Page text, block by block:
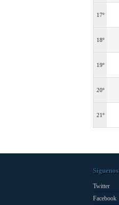
17º
18º
19º
20º
21º
Síguenos
Twitter
Facebook